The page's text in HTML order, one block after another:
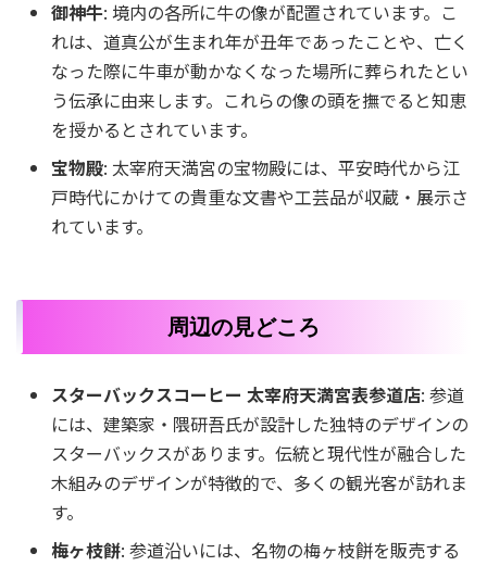
御神牛: 境内の各所に牛の像が配置されています。こ
れは、道真公が生まれ年が丑年であったことや、亡く
なった際に牛車が動かなくなった場所に葬られたとい
う伝承に由来します。これらの像の頭を撫でると知恵
を授かるとされています。
宝物殿: 太宰府天満宮の宝物殿には、平安時代から江
戸時代にかけての貴重な文書や工芸品が収蔵・展示さ
れています。
周辺の見どころ
スターバックスコーヒー 太宰府天満宮表参道店: 参道
には、建築家・隈研吾氏が設計した独特のデザインの
スターバックスがあります。伝統と現代性が融合した
木組みのデザインが特徴的で、多くの観光客が訪れま
す。
梅ヶ枝餅: 参道沿いには、名物の梅ヶ枝餅を販売する